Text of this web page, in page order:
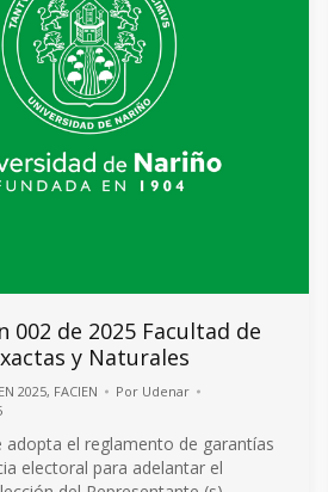
002 de 2025 Facultad de
y Naturales
2025, FACIEN Por Udenar
adopta el reglamento de garantías
electoral para adelantar el